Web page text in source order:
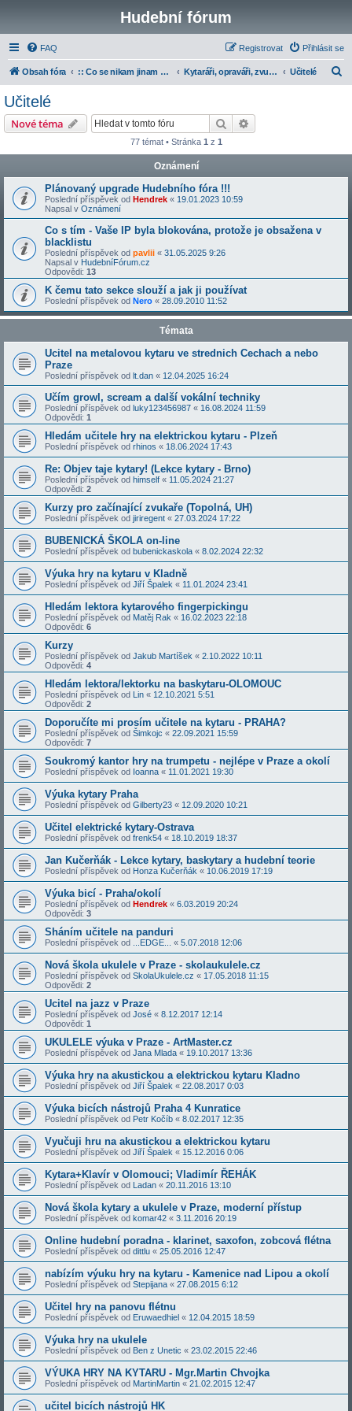
Hudební fórum
FAQ Přihlásit se
Registrovat
Obsah fóra :: Co se nikam jinam nevešlo Kytaráři, opraváři, zvukaři a učitelé Učitelé
Učitelé
Nové téma Hledat
77 témat • Stránka 1 z 1
Oznámení
Plánovaný upgrade Hudebního fóra !!!
Poslední příspěvek od Hendrek « 19.01.2023 10:59
Napsal v Oznámení
Co s tím - Vaše IP byla blokována, protože je obsažena v
blacklistu
Poslední příspěvek od pavlii « 31.05.2025 9:26
Napsal v HudebníFórum.cz
Odpovědi: 13
K čemu tato sekce slouží a jak ji používat
Poslední příspěvek od Nero « 28.09.2010 11:52
Témata
Ucitel na metalovou kytaru ve strednich Cechach a nebo
Praze
Poslední příspěvek od lt.dan « 12.04.2025 16:24
Učím growl, scream a další vokální techniky
Poslední příspěvek od luky123456987 « 16.08.2024 11:59
Odpovědi: 1
Hledám učitele hry na elektrickou kytaru - Plzeň
Poslední příspěvek od rhinos « 18.06.2024 17:43
Re: Objev taje kytary! (Lekce kytary - Brno)
Poslední příspěvek od himself « 11.05.2024 21:27
Odpovědi: 2
Kurzy pro začínající zvukaře (Topolná, UH)
Poslední příspěvek od jiriregent « 27.03.2024 17:22
BUBENICKÁ ŠKOLA on-line
Poslední příspěvek od bubenickaskola « 8.02.2024 22:32
Výuka hry na kytaru v Kladně
Poslední příspěvek od Jiří Špalek « 11.01.2024 23:41
Hledám lektora kytarového fingerpickingu
Poslední příspěvek od Matěj Rak « 16.02.2023 22:18
Odpovědi: 6
Kurzy
Poslední příspěvek od Jakub Martíšek « 2.10.2022 10:11
Odpovědi: 4
Hledám lektora/lektorku na baskytaru-OLOMOUC
Poslední příspěvek od Lin « 12.10.2021 5:51
Odpovědi: 2
Doporučíte mi prosím učitele na kytaru - PRAHA?
Poslední příspěvek od Šimkojc « 22.09.2021 15:59
Odpovědi: 7
Soukromý kantor hry na trumpetu - nejlépe v Praze a okolí
Poslední příspěvek od Ioanna « 11.01.2021 19:30
Výuka kytary Praha
Poslední příspěvek od Gilberty23 « 12.09.2020 10:21
Učitel elektrické kytary-Ostrava
Poslední příspěvek od frenk54 « 18.10.2019 18:37
Jan Kučerňák - Lekce kytary, baskytary a hudební teorie
Poslední příspěvek od Honza Kučerňák « 10.06.2019 17:19
Výuka bicí - Praha/okolí
Poslední příspěvek od Hendrek « 6.03.2019 20:24
Odpovědi: 3
Sháním učitele na panduri
Poslední příspěvek od ...EDGE... « 5.07.2018 12:06
Nová škola ukulele v Praze - skolaukulele.cz
Poslední příspěvek od SkolaUkulele.cz « 17.05.2018 11:15
Odpovědi: 2
Ucitel na jazz v Praze
Poslední příspěvek od José « 8.12.2017 12:14
Odpovědi: 1
UKULELE výuka v Praze - ArtMaster.cz
Poslední příspěvek od Jana Mlada « 19.10.2017 13:36
Výuka hry na akustickou a elektrickou kytaru Kladno
Poslední příspěvek od Jiří Špalek « 22.08.2017 0:03
Výuka bicích nástrojů Praha 4 Kunratice
Poslední příspěvek od Petr Kočíb « 8.02.2017 12:35
Vyučuji hru na akustickou a elektrickou kytaru
Poslední příspěvek od Jiří Špalek « 15.12.2016 0:06
Kytara+Klavír v Olomouci; Vladimír ŘEHÁK
Poslední příspěvek od Ladan « 20.11.2016 13:10
Nová škola kytary a ukulele v Praze, moderní přístup
Poslední příspěvek od komar42 « 3.11.2016 20:19
Online hudební poradna - klarinet, saxofon, zobcová flétna
Poslední příspěvek od dittlu « 25.05.2016 12:47
nabízím výuku hry na kytaru - Kamenice nad Lipou a okolí
Poslední příspěvek od Stepijana « 27.08.2015 6:12
Učitel hry na panovu flétnu
Poslední příspěvek od Eruwaedhiel « 12.04.2015 18:59
Výuka hry na ukulele
Poslední příspěvek od Ben z Unetic « 23.02.2015 22:46
VÝUKA HRY NA KYTARU - Mgr.Martin Chvojka
Poslední příspěvek od MartinMartin « 21.02.2015 12:47
učitel bicích nástrojů HK